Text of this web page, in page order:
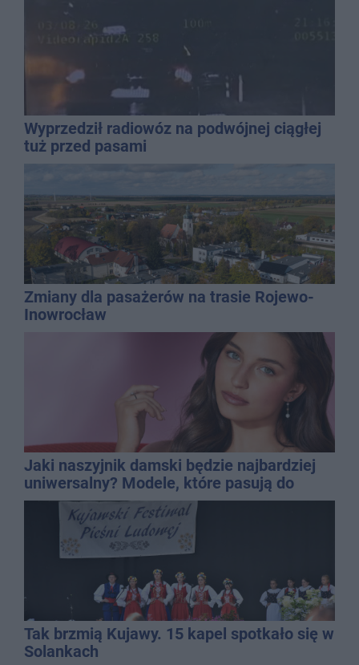
Wyprzedził radiowóz na podwójnej ciągłej
tuż przed pasami
Zmiany dla pasażerów na trasie Rojewo-
Inowrocław
Jaki naszyjnik damski będzie najbardziej
uniwersalny? Modele, które pasują do
wielu stylizacji
Tak brzmią Kujawy. 15 kapel spotkało się w
Solankach